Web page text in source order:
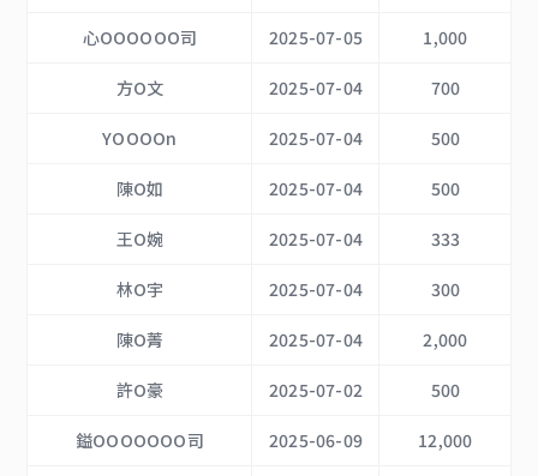
心OOOOOO司 2025-07-05 1,000
方O文 2025-07-04 700
YOOOOn 2025-07-04 500
陳O如 2025-07-04 500
王O婉 2025-07-04 333
林O宇 2025-07-04 300
陳O菁 2025-07-04 2,000
許O豪 2025-07-02 500
鎰OOOOOOO司 2025-06-09 12,000